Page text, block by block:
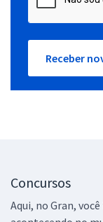
Receber
Concursos
Aqui, no Gran,